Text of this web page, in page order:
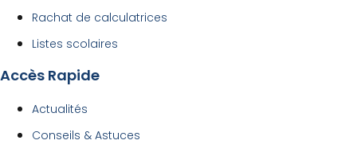
Rachat de calculatrices
Listes scolaires
Accès Rapide
Actualités
Conseils & Astuces